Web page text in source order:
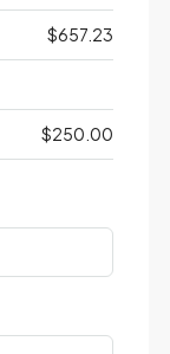
$657.23
$250.00